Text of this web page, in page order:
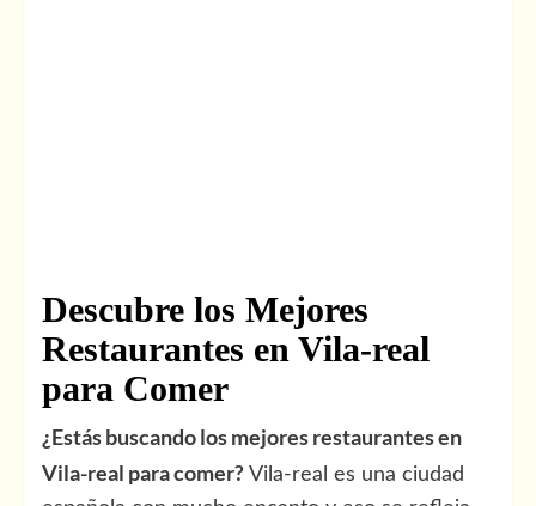
Descubre los Mejores
Restaurantes en Vila-real
para Comer
¿Estás buscando los mejores restaurantes en
Vila-real para comer? Vila-real es una ciudad